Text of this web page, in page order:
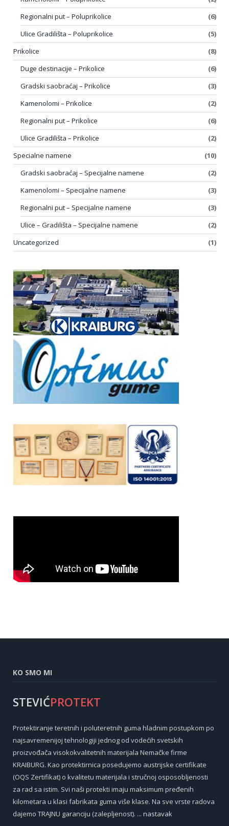
Regionalni put – Poluprikolice
(6)
Ulice Gradilišta – Poluprikolice
(5)
Prikolice
(8)
Duge destinacije – Prikolice
(6)
Gradski saobraćaj – Prikolice
(3)
Kamenolomi – Prikolice
(2)
Regionalni put – Prikolice
(6)
Ulice Gradilišta – Prikolice
(2)
Specialne namene
(10)
Gradski saobraćaj – Specijalne namene
(2)
Kamenolomi – Specijalne namene
(3)
Regionalni put – Specijalne namene
(3)
Ulice – Gradilišta – Specijalne namene
(2)
Uncategorized
(1)
KO SMO MI
STEVIĆPROTEKT
Protektiranje teretnih i poluteretnih guma hladnim postupkom po
najsavremenijoj tehnologiji jednog od vodećih svetskih
proizvođača visokokvalitetnih materijala Nemačke firme
KRAIBURG. Kao protektirnica posedujemo austrijske certifikate
(OQS Zertifikat) o kvalitetu materijala i stručnoj osposobljenosti
za rad sa istim. Svi naši protekti imaju maksimum pređenih
kilometara u klasi fabrikata guma više klase. Na sve vrste radova
dajemo TRAJNU garanciju (zalepljenost). ... nastavak